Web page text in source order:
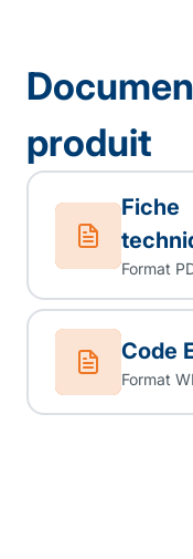
produit
Fiche
Format
Code
Format